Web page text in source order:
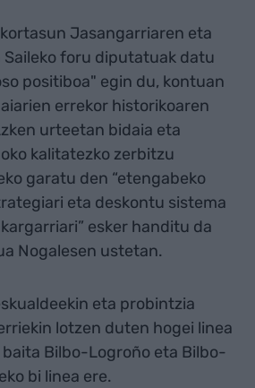
Jasangarriaren eta
foru diputatuak datu
positiboa" egin du, kontuan
errekor historikoaren
urteetan bidaia eta
kalitatezko zerbitzu
garatu den “etengabeko
eta deskontu sistema
esker handitu da
Nogalesen ustetan.
eta probintzia
lotzen duten hogei linea
Bilbo-Logroño eta Bilbo-
bi linea ere.